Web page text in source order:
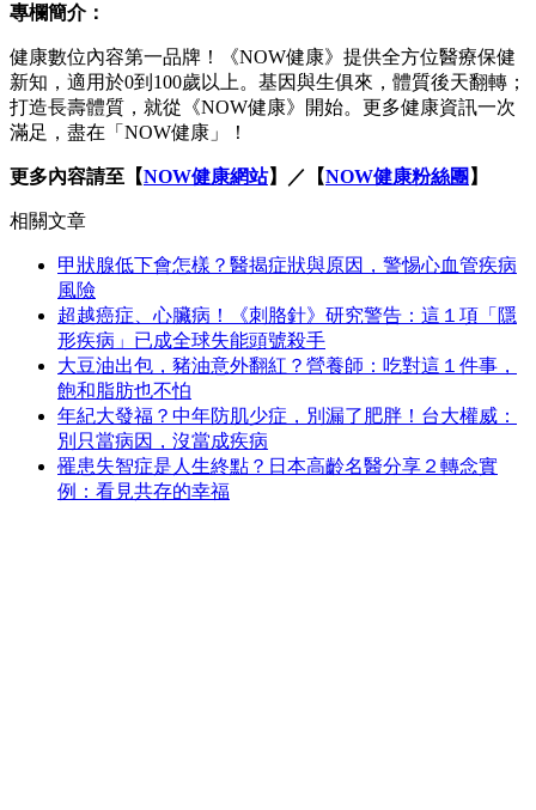
專欄簡介：
健康數位內容第一品牌！《NOW健康》提供全方位醫療保健
新知，適用於0到100歲以上。基因與生俱來，體質後天翻轉；
打造長壽體質，就從《NOW健康》開始。更多健康資訊一次
滿足，盡在「NOW健康」！
更多內容請至【NOW健康網站】／【NOW健康粉絲團 】
相關文章
甲狀腺低下會怎樣？醫揭症狀與原因，警惕心血管疾病
風險
超越癌症、心臟病！《刺胳針》研究警告：這１項「隱
形疾病」已成全球失能頭號殺手
大豆油出包，豬油意外翻紅？營養師：吃對這１件事，
飽和脂肪也不怕
年紀大發福？中年防肌少症，別漏了肥胖！台大權威：
別只當病因，沒當成疾病
罹患失智症是人生終點？日本高齡名醫分享２轉念實
例：看見共存的幸福